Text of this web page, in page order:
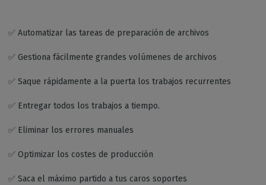
✅ Automatizar las tareas de preparación de archivos
✅ Gestiona fácilmente grandes volúmenes de archivos
✅ Saque rápidamente a la puerta los trabajos recurrentes
✅ Entregar todos los trabajos a tiempo.
✅ Eliminar los errores manuales
✅ Optimizar los costes de producción
✅ Saca el máximo partido a tus caros soportes